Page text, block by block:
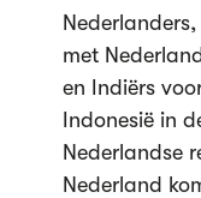
met
en Indiërs
Indonesië in
Nederlandse
Nederland